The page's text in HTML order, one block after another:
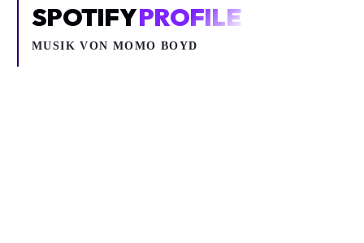
SPOTIFYPROFILE
MUSIK VONMOMO BOYD